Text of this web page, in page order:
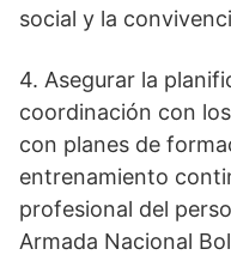
social y la
4. Asegurar la
coordinación con
con planes de
entrenamiento
profesional del
Armada Nacional